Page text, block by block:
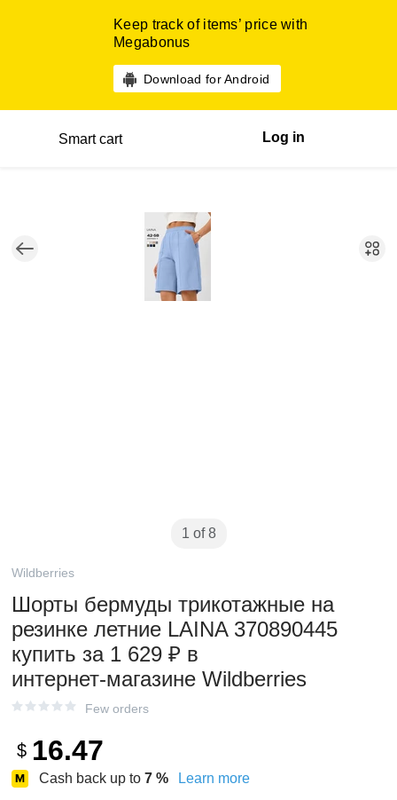
Keep track of items’ price with
Megabonus
Download for Android
Smart cart Log in
1 of 8
Wildberries
Шорты бермуды трикотажные на
резинке летние LAINA 370890445
купить за 1 629 ₽ в
интернет‑магазине Wildberries
Few orders
$ 16.47
Cash back up to 7 % Learn more